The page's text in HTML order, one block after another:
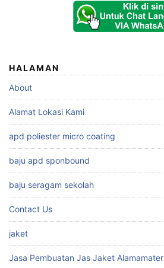
HALAMAN
About
Alamat Lokasi Kami
apd poliester micro coating
baju apd sponbound
baju seragam sekolah
Contact Us
jaket
Jasa Pembuatan Jas Jaket Alamamater